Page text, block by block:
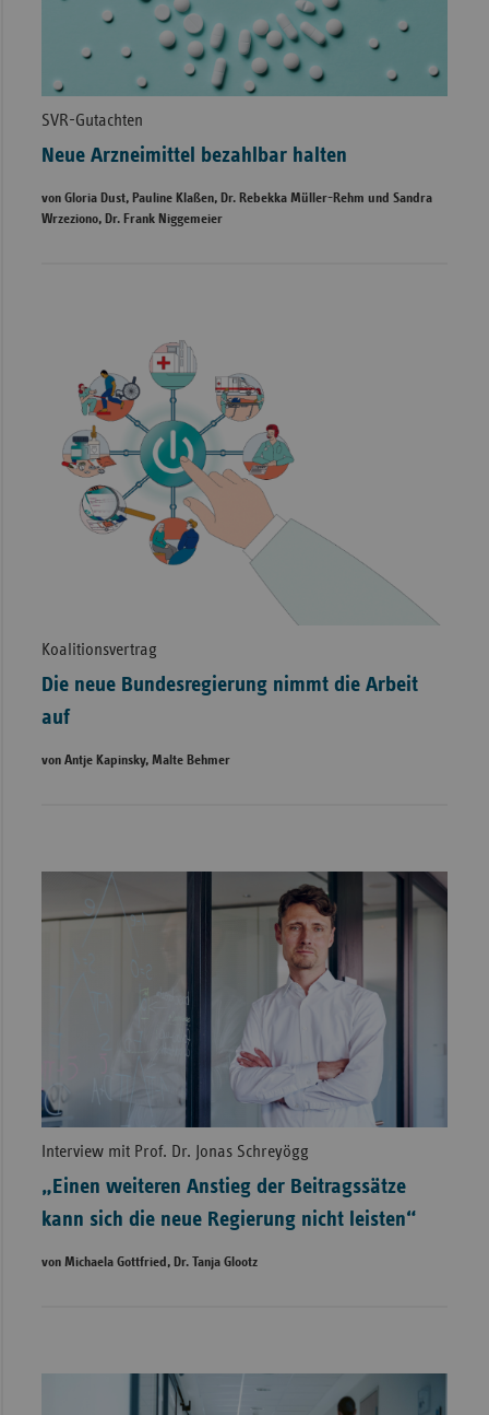
SVR-Gutachten
Neue Arzneimittel bezahlbar halten
von Gloria Dust, Pauline Klaßen, Dr. Rebekka Müller-Rehm und Sandra
Wrzeziono, Dr. Frank Niggemeier
Koalitionsvertrag
Die neue Bundesregierung nimmt die Arbeit
auf
von Antje Kapinsky, Malte Behmer
Interview mit Prof. Dr. Jonas Schreyögg
„Einen weiteren Anstieg der Beitragssätze
kann sich die neue Regierung nicht leisten“
von Michaela Gottfried, Dr. Tanja Glootz